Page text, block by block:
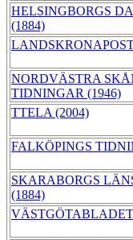
HELSINGBORGS
(1884)
NORDVÄSTRA
TIDNINGAR (1946)
TTELA (2004)
FALKÖPINGS
SKARABORGS
(1884)